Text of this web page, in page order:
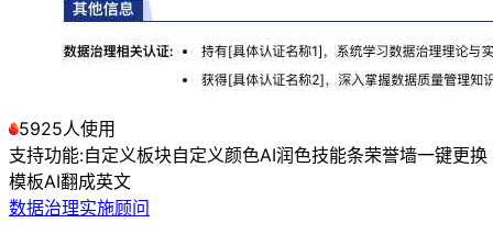
5925人使用
支持功能:自定义板块自定义颜色AI润色技能条荣誉墙一键更换
模板AI翻成英文
数据治理实施顾问